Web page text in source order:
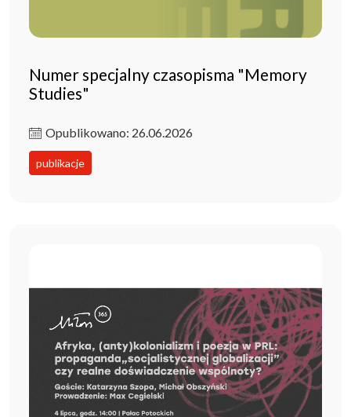
Numer specjalny czasopisma "Memory
Studies"
Opublikowano: 26.06.2026
publikacje